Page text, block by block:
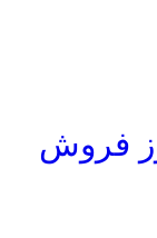
فروش